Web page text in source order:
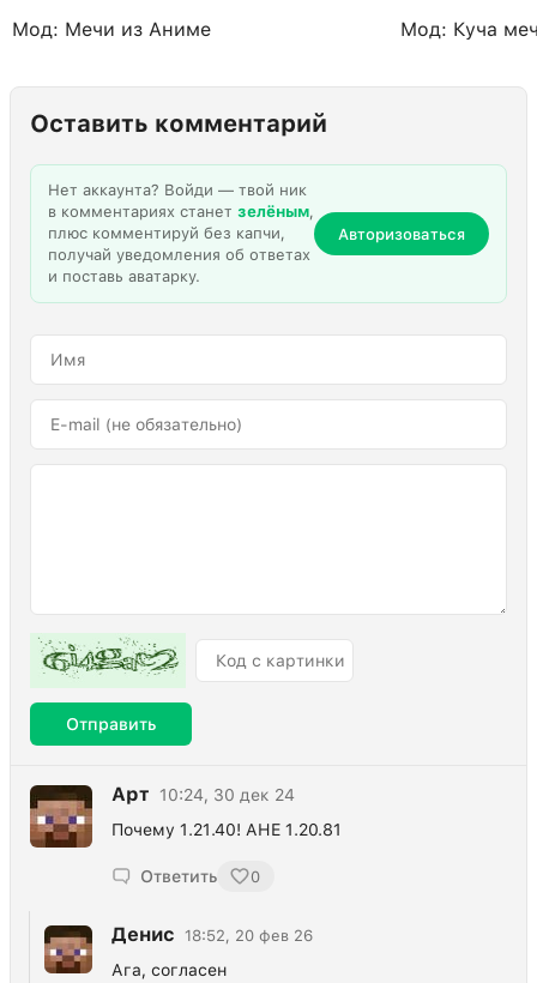
Мод: Мечи из Аниме Мод: Куча
Оставить комментарий
Нет аккаунта? Войди — твой ник
в комментариях станет зелёным,
плюс комментируй без капчи,
получай уведомления об ответах
и поставь аватарку.
Авторизоваться
Отправить
Арт
10:24, 30 дек 24
Почему 1.21.40! АНЕ 1.20.81
Ответить 0
Денис 18:52, 20 фев 26
Ага, согласен